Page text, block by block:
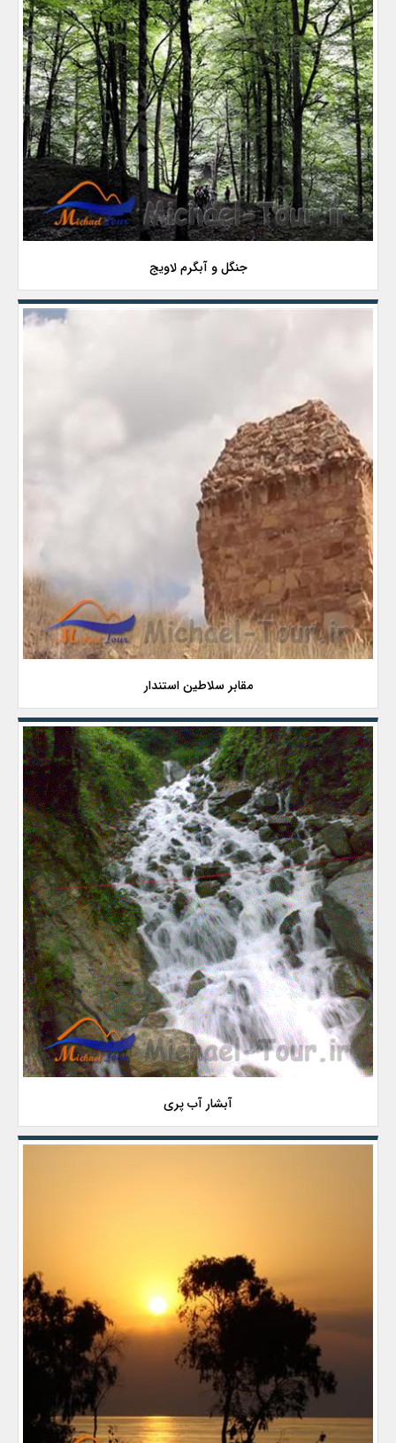
جنگل و آبگرم لاویج
مقابر سلاطین استندار
آبشار آب پری